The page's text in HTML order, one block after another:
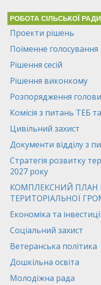
РОБОТА СІЛЬСЬКОЇ РАДИ
Проекти рішень
Поіменне голосування
Рішення сесій
Рішення виконкому
Розпорядження голови
Комісія з питань ТЕБ
Цивільний захист
Документи відділу з
Стратегія розвитку
2027 року
КОМПЛЕКСНИЙ ПЛАН
ТЕРИТОРІАЛЬНОЇ
Економіка та
Соціальний захист
Ветеранська політика
Дошкільна освіта
Молодіжна рада